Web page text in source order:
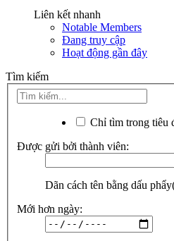
Liên kết nhanh
Notable Members
Đang truy cập
Hoạt động gần đây
Tìm kiếm
Chỉ tìm trong tiêu
Được gửi bởi thành viên:
Dãn cách tên bằng dấu
Mới hơn ngày: